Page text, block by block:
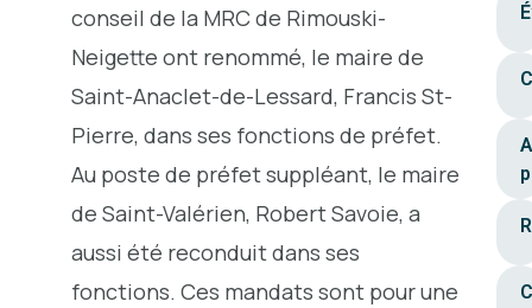
conseil de la MRC de Rimouski-
Neigette ont renommé, le maire de
Saint-Anaclet-de-Lessard, Francis St-
Pierre, dans ses fonctions de préfet.
Au poste de préfet suppléant, le maire
de Saint-Valérien, Robert Savoie, a
aussi été reconduit dans ses
fonctions. Ces mandats sont pour une